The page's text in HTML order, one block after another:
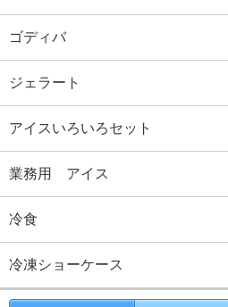
ゴディバ
ジェラート
アイスいろいろセット
業務用 アイス
冷食
冷凍ショーケース